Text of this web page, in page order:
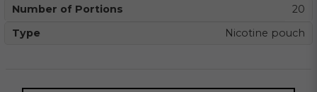
Number of Portions
20
Type
Nicotine pouch